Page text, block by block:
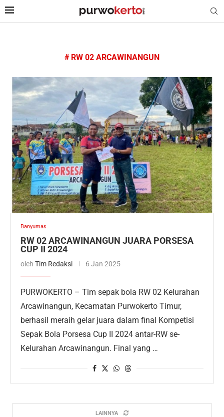
# RW 02 ARCAWINANGUN
Banyumas
RW 02 ARCAWINANGUN JUARA PORSESA
CUP II 2024
oleh Tim Redaksi 6 Jan 2025
PURWOKERTO – Tim sepak bola RW 02 Kelurahan
Arcawinangun, Kecamatan Purwokerto Timur,
berhasil meraih gelar juara dalam final Kompetisi
Sepak Bola Porsesa Cup II 2024 antar-RW se-
Kelurahan Arcawinangun. Final yang …
LAINNYA